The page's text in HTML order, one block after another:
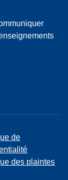
de
des plaintes